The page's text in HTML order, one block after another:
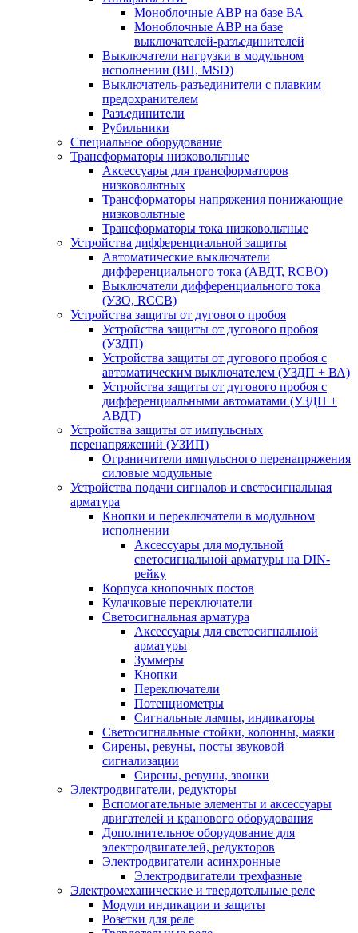
Моноблочные АВР на базе ВА
Моноблочные АВР на базе
выключателей-разъединителей
Выключатели нагрузки в модульном
исполнении (ВН, MSD)
Выключатель-разъединители с плавким
предохранителем
Разъединители
Рубильники
Специальное оборудование
Трансформаторы низковольтные
Аксессуары для трансформаторов
низковольтных
Трансформаторы напряжения понижающие
низковольтные
Трансформаторы тока низковольтные
Устройства дифференциальной защиты
Автоматические выключатели
дифференциального тока (АВДТ, RCBO)
Выключатели дифференциального тока
(УЗО, RCCB)
Устройства защиты от дугового пробоя
Устройства защиты от дугового пробоя
(УЗДП)
Устройства защиты от дугового пробоя с
автоматическим выключателем (УЗДП + ВА)
Устройства защиты от дугового пробоя с
дифференциальными автоматами (УЗДП +
АВДТ)
Устройства защиты от импульсных
перенапряжений (УЗИП)
Ограничители импульсного перенапряжения
силовые модульные
Устройства подачи сигналов и светосигнальная
арматура
Кнопки и переключатели в модульном
исполнении
Аксессуары для модульной
светосигнальной арматуры на DIN-
рейку
Корпуса кнопочных постов
Кулачковые переключатели
Светосигнальная арматура
Аксессуары для светосигнальной
арматуры
Зуммеры
Кнопки
Переключатели
Потенциометры
Сигнальные лампы, индикаторы
Светосигнальные стойки, колонны, маяки
Сирены, ревуны, посты звуковой
сигнализации
Сирены, ревуны, звонки
Электродвигатели, редукторы
Вспомогательные элементы и аксессуары
двигателей и кранового оборудования
Дополнительное оборудование для
электродвигателей, редукторов
Электродвигатели асинхронные
Электродвигатели трехфазные
Электромеханические и твердотельные реле
Модули индикации и защиты
Розетки для реле